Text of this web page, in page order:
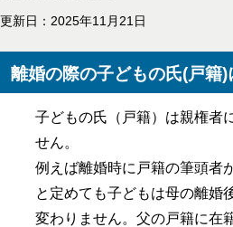
更新日：2025年11月21日
離婚の際の子どもの氏(戸籍)
子どもの氏（戸籍）は親権者
せん。
例えば離婚時に戸籍の筆頭者
と定めても子どもは母の離婚
変わりません。父の戸籍に在